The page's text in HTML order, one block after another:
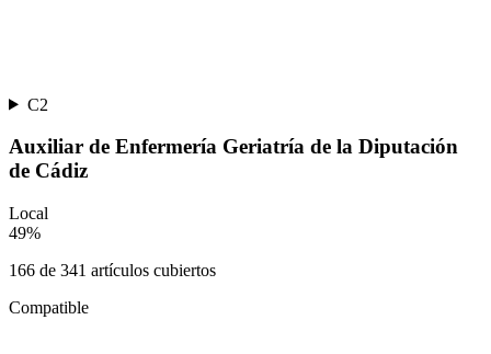
C2
Auxiliar de Enfermería Geriatría de la Diputación
de Cádiz
Local
49%
166 de 341 artículos cubiertos
Compatible